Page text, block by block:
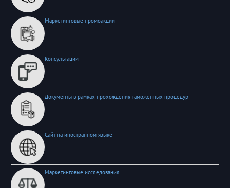
Маркетинговые промоакции
Консультации
Документы в рамках прохождения таможенных процедур
Сайт на иностранном языке
Маркетинговые исследования